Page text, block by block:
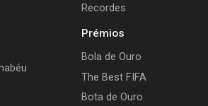
Recordes
Prémios
Bola de Ouro
The Best FIFA
Bota de Ouro